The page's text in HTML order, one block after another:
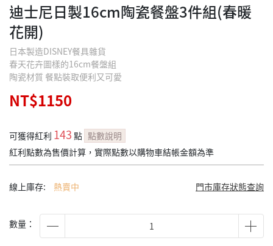
迪士尼日製16cm陶瓷餐盤3件組(春暖
花開)
日本製造DISNEY餐具雜貨
春天花卉圖樣的16cm餐盤組
陶瓷材質 餐點裝取便利又可愛
NT$1150
可獲得紅利 143 點 點數說明
紅利點數為售價計算，實際點數以購物車結帳金額為準
線上庫存: 熱賣中 門市庫存狀態查詢
數量：